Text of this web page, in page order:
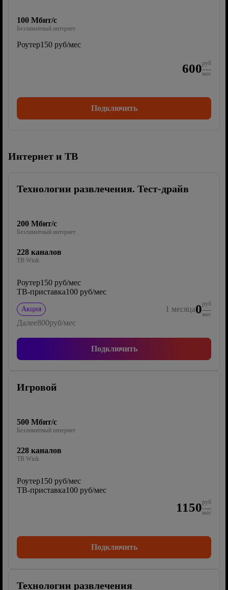
100 Мбит/с
Безлимитный интернет
Роутер150 руб/мес
600руб
мес
Подключить
Интернет и ТВ
Технологии развлечения. Тест-драйв
200 Мбит/с
Безлимитный интернет
228 каналов
ТВ Wink
Роутер150 руб/мес
ТВ-приставка100 руб/мес
Акция 1 месяца0руб
мес
Далее800руб/мес
Подключить
Игровой
500 Мбит/с
Безлимитный интернет
228 каналов
ТВ Wink
Роутер150 руб/мес
ТВ-приставка100 руб/мес
1150руб
мес
Подключить
Технологии развлечения